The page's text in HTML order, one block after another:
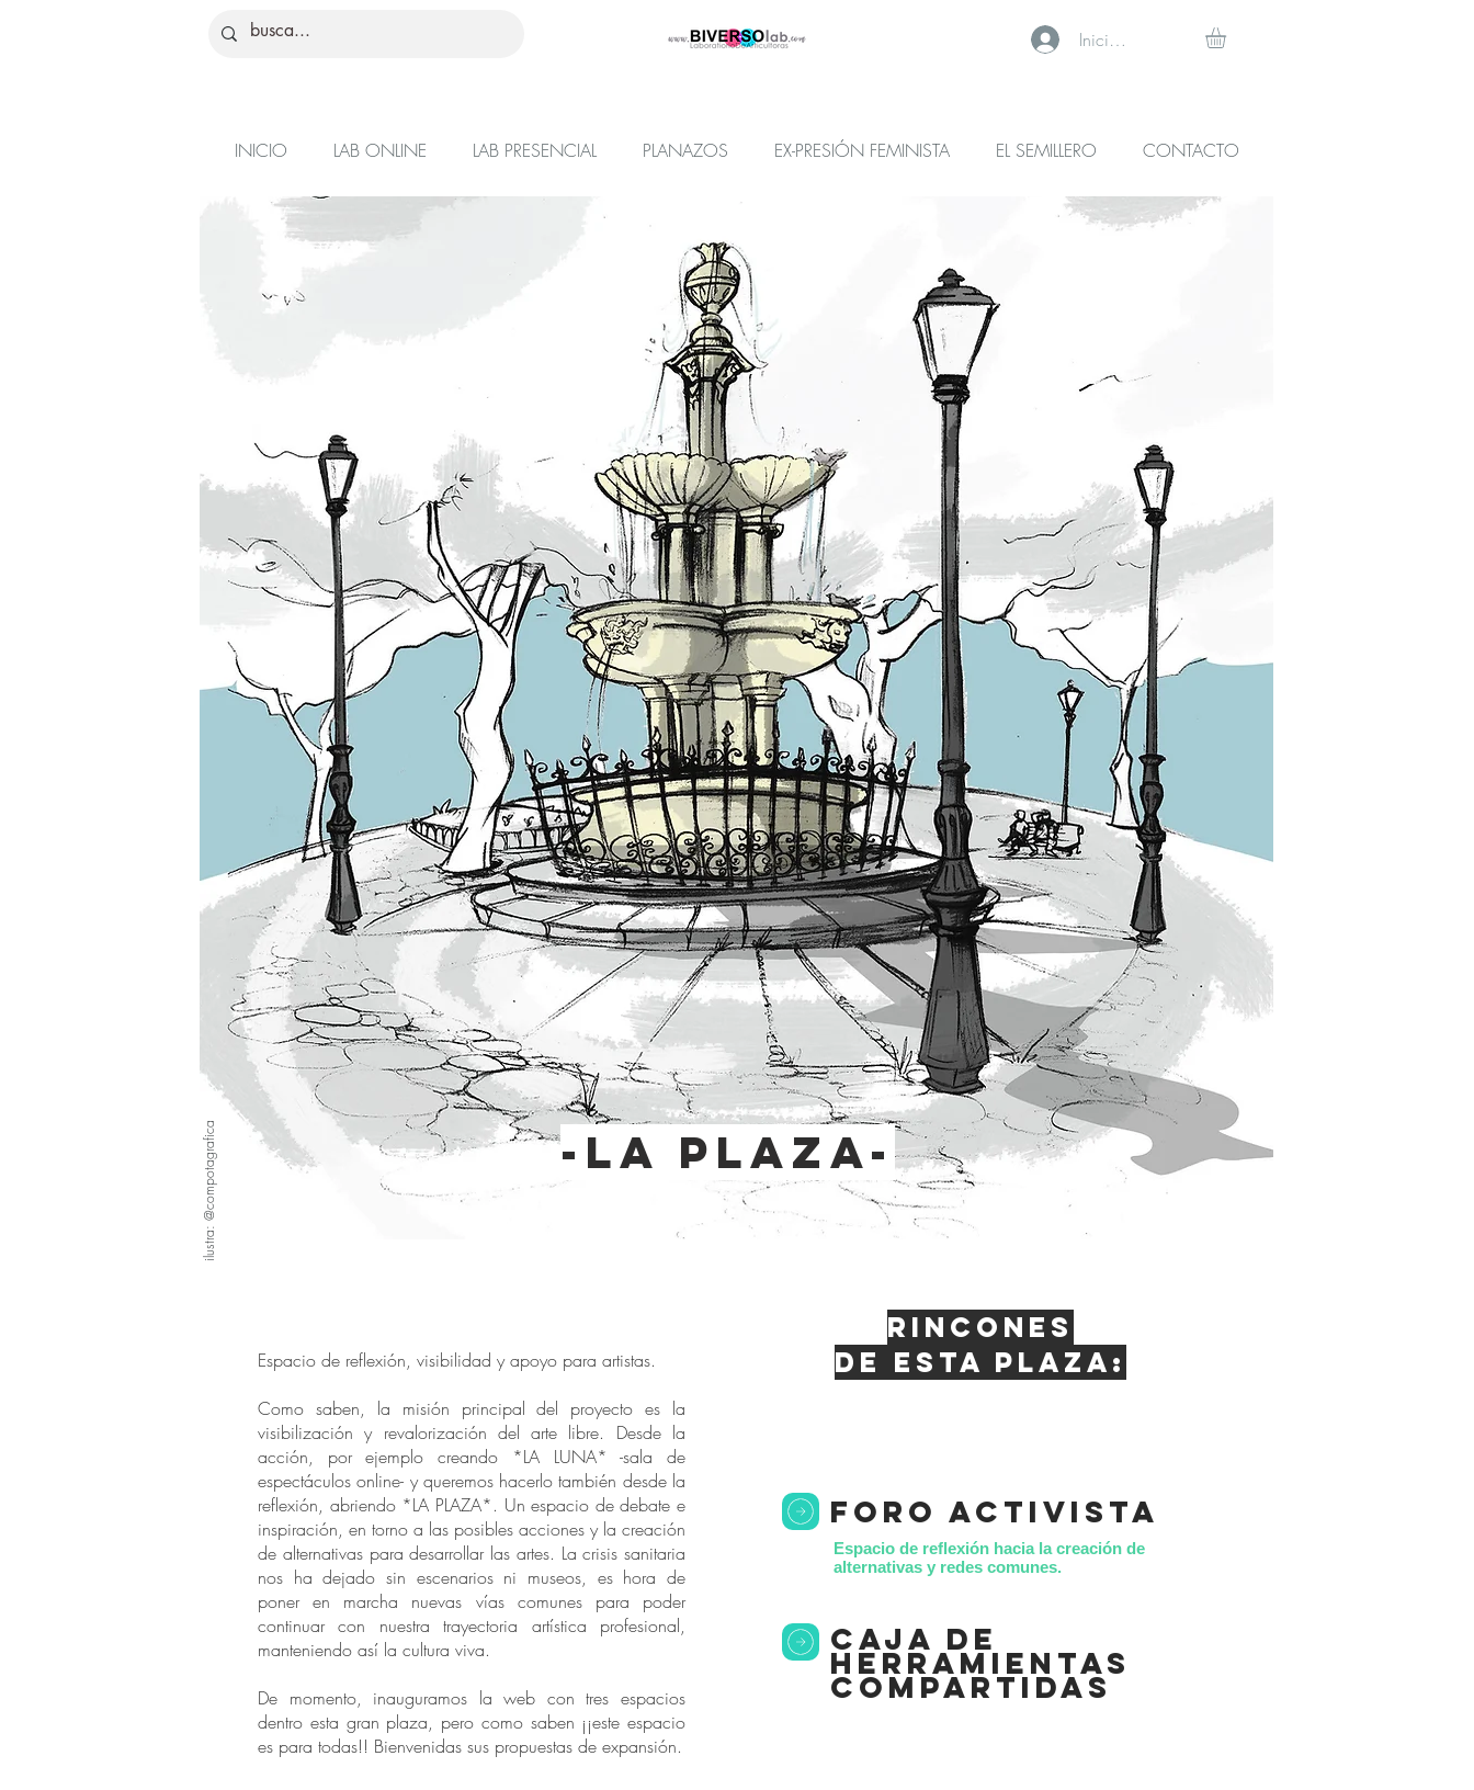
Iniciar sesión
INICIO LAB ONLINE LAB PRESENCIAL PLANAZOS EX-PRESIÓN FEMINISTA EL SEMILLERO CONTACTO
-la plaza-
ilustra: @compotagrafica
Espacio de reflexión, visibilidad y apoyo para artistas.
Como saben, la misión principal del proyecto es la
visibilización y revalorización del arte libre. Desde la
acción, por ejemplo creando *LA LUNA* -sala de
espectáculos online- y queremos hacerlo también desde la
reflexión, abriendo *LA PLAZA*. Un espacio de debate e
inspiración, en torno a las posibles acciones y la creación
de alternativas para desarrollar las artes. La crisis sanitaria
nos ha dejado sin escenarios ni museos, es hora de
poner en marcha nuevas vías comunes para poder
continuar con nuestra trayectoria artística profesional,
manteniendo así la cultura viva.
De momento, inauguramos la web con tres espacios
dentro esta gran plaza, pero como saben ¡¡este espacio
es para todas!! Bienvenidas sus propuestas de expansión.
Rincones
de esta plaza:
foro activista
Espacio de reflexión hacia la creación de
alternativas y redes comunes.
caja de
herramientas
compartidas